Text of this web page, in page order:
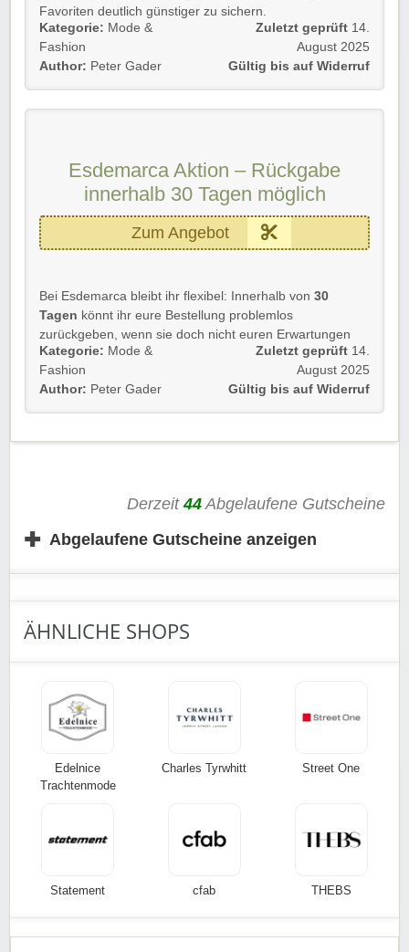
Favoriten deutlich günstiger zu sichern.
Details 💡: Bei Esdemarca wartet eine breite Auswahl an
reduzierten Artikeln auf euch. Einfach stöbern, sparen
Diese Aktion gilt für Neu- und Bestandskunden.
Einfach unserem Link folgen und profitieren!
Kategorie: Mode &
Fashion
Author: Peter Gader
Zuletzt geprüft 14.
August 2025
Gültig bis auf Widerruf
Esdemarca Aktion – Rückgabe
innerhalb 30 Tagen möglich
Zum Angebot
Bei Esdemarca bleibt ihr flexibel: Innerhalb von 30
Tagen könnt ihr eure Bestellung problemlos
zurückgeben, wenn sie doch nicht euren Erwartungen
entspricht.
Details 💡: Bei Esdemarca läuft der Rückgabeprozess
achtet auf vollständige Artikel inklusive Etikett.
Nur mit Originalverpackung und Etikett gültig
Rückversand abzüglich Versandkosten
Diese Aktion gilt für Neu- und Bestandskunden.
Kategorie: Mode &
Fashion
Author: Peter Gader
Zuletzt geprüft 14.
August 2025
Gültig bis auf Widerruf
Derzeit44 Abgelaufene Gutscheine
✚ Abgelaufene Gutscheine anzeigen
ÄHNLICHE SHOPS
Edelnice
Trachtenmode
Charles Tyrwhitt Street One
Statement cfab THEBS